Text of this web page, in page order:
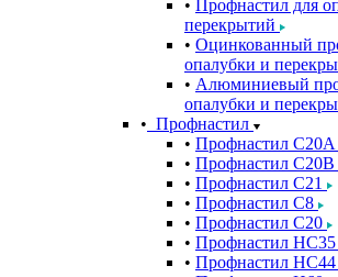
Профнастил для
перекрытий
Оцинкованный
опалубки и
Алюминиевый
опалубки и
Профнастил
Профнастил С20A
Профнастил С20B
Профнастил С21
Профнастил С8
Профнастил С20
Профнастил НС35
Профнастил НС44